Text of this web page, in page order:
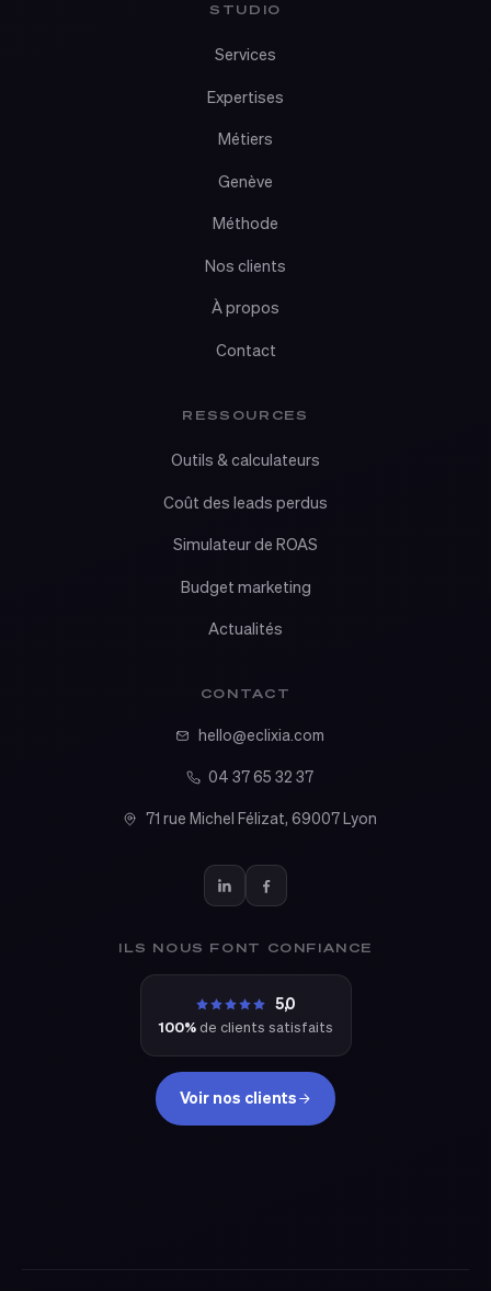
STUDIO
Services
Expertises
Métiers
Genève
Méthode
Nos clients
À propos
Contact
RESSOURCES
Outils & calculateurs
Coût des leads perdus
Simulateur de ROAS
Budget marketing
Actualités
CONTACT
hello@eclixia.com
04 37 65 32 37
71 rue Michel Félizat, 69007 Lyon
ILS NOUS FONT CONFIANCE
5,0
100% de clients satisfaits
Voir nos clients